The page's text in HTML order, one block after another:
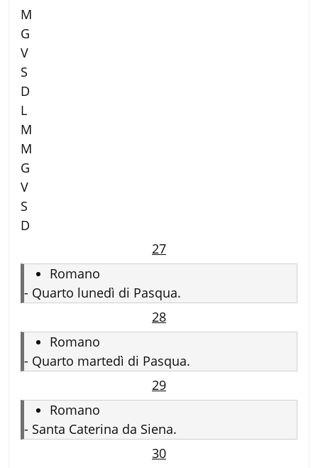
M
G
V
S
D
L
M
M
G
V
S
D
27
Romano
- Quarto lunedì di Pasqua.
28
Romano
- Quarto martedì di Pasqua.
29
Romano
- Santa Caterina da Siena.
30